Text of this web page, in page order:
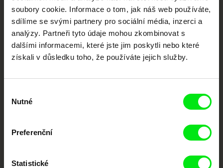
soubory cookie. Informace o tom, jak náš web používáte,
sdílíme se svými partnery pro sociální média, inzerci a
analýzy. Partneři tyto údaje mohou zkombinovat s
dalšími informacemi, které jste jim poskytli nebo které
získali v důsledku toho, že používáte jejich služby.
souhlasu
Nutné
Preferenční
Statistické
Portál DAFilms.cz je výsledkem tvůrčí spolupráce 7 klíčových evropských
festivalů dokumentárního filmu sdružených do Doc Alliance. Naším cílem je
podporovat kvalitní autorské filmy.
Členové Doc Alliance
DOK Leipzig